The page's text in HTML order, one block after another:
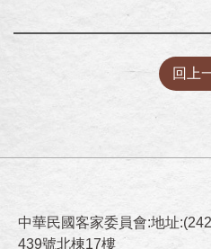
回上
中華民國客家委員會:地址
439號北棟17樓